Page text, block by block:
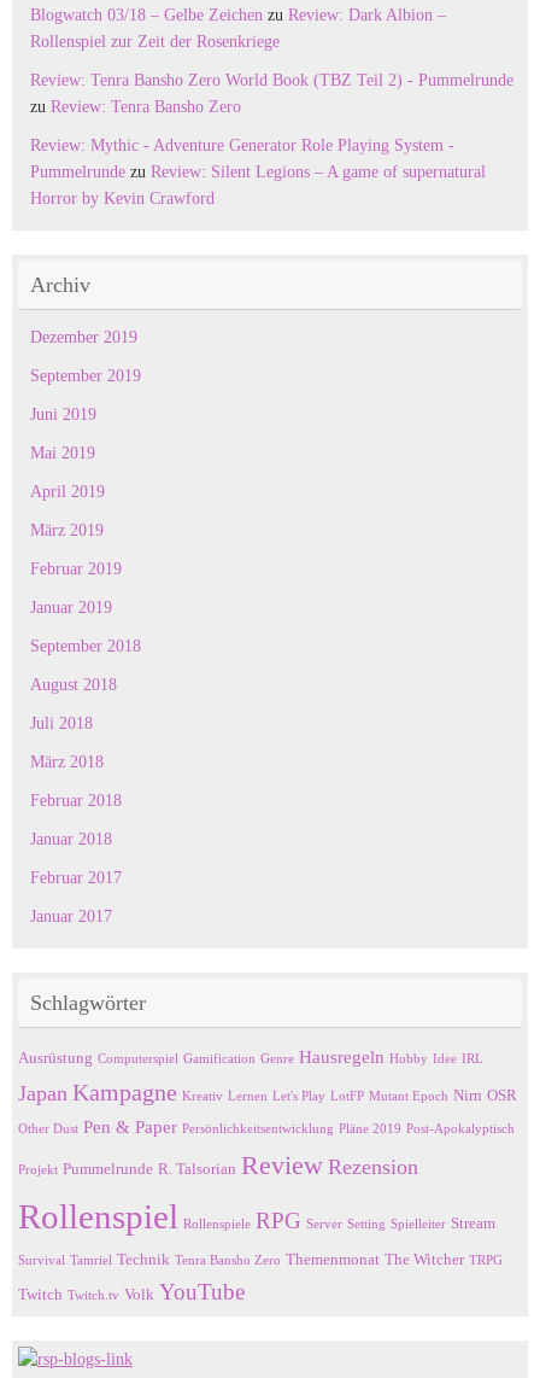
Blogwatch 03/18 – Gelbe Zeichen zu Review: Dark Albion –
Rollenspiel zur Zeit der Rosenkriege
Review: Tenra Bansho Zero World Book (TBZ Teil 2) - Pummelrunde
zu Review: Tenra Bansho Zero
Review: Mythic - Adventure Generator Role Playing System -
Pummelrunde zu Review: Silent Legions – A game of supernatural
Horror by Kevin Crawford
Archiv
Dezember 2019
September 2019
Juni 2019
Mai 2019
April 2019
März 2019
Februar 2019
Januar 2019
September 2018
August 2018
Juli 2018
März 2018
Februar 2018
Januar 2018
Februar 2017
Januar 2017
Schlagwörter
Ausrüstung Computerspiel Gamification Genre Hausregeln Hobby Idee IRL
Japan Kampagne Kreativ Lernen Let's Play LotFP Mutant Epoch Nirn OSR
Other Dust Pen & Paper Persönlichkeitsentwicklung Pläne 2019 Post-Apokalyptisch
Projekt Pummelrunde R. Talsorian Review Rezension
Rollenspiel Rollenspiele RPG Server Setting Spielleiter Stream
Survival Tamriel Technik Tenra Bansho Zero Themenmonat The Witcher TRPG
Twitch Twitch.tv Volk YouTube